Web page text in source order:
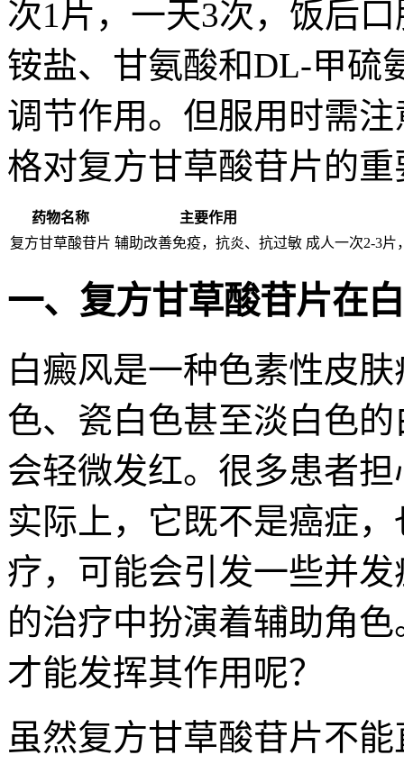
次1片，一天3次，饭后
铵盐、甘氨酸和DL-甲硫
调节作用。但服用时需
格对复方甘草酸苷片的
药物名称
主要作用
复方甘草酸苷片 辅助改善免疫，抗炎、抗过敏 成人一次2-3片
一、复方甘草酸苷片在
白癜风是一种色素性皮
色、瓷白色甚至淡白色
会轻微发红。很多患者
实际上，它既不是癌症
疗，可能会引发一些并
的治疗中扮演着辅助角色
才能发挥其作用呢？
虽然复方甘草酸苷片不